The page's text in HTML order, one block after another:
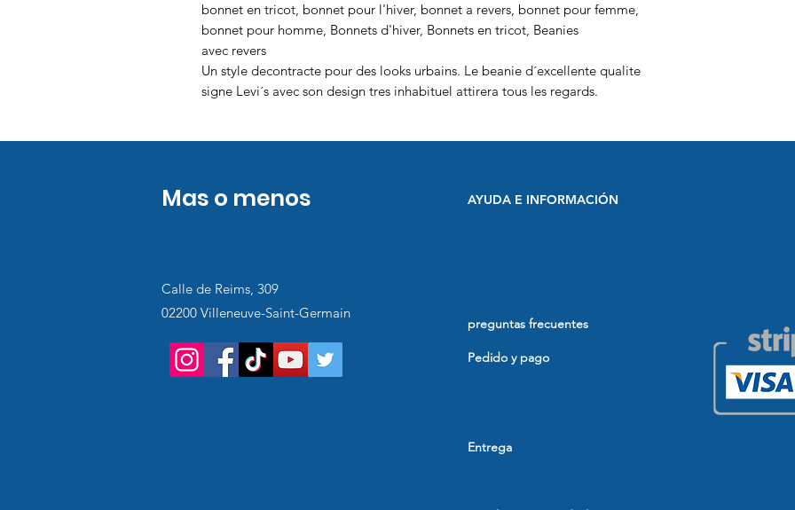
bonnet en tricot, bonnet pour l'hiver, bonnet a revers, bonnet pour femme,
bonnet pour homme, Bonnets d'hiver, Bonnets en tricot, Beanies
avec revers
Un style decontracte pour des looks urbains. Le beanie d´excellente qualite
signe Levi´s avec son design tres inhabituel attirera tous les regards.
Mas o menos AYUDA E INFORMACIÓN
Calle de Reims, 309
02200 Villeneuve-Saint-Germain
preguntas frecuentes
Pedido y pago
Entrega